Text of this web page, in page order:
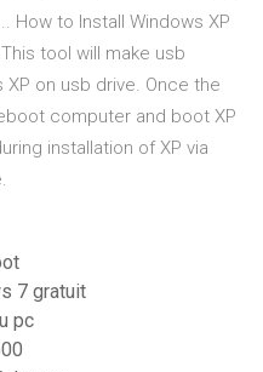
How to Install Windows XP
tool will make usb
on usb drive. Once the
computer and boot XP
installation of XP via
7 gratuit
pc